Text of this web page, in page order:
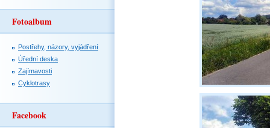
Fotoalbum
Postřehy, názory, vyjádření
Úřední deska
Zajímavosti
Cyklotrasy
Facebook